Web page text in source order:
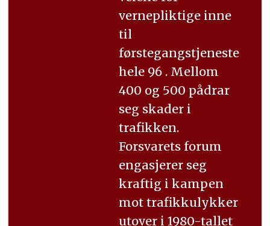
vernepliktige inne
til
førstegangstjeneste
hele 96 . Mellom
400 og 500 pådrar
seg skader i
trafikken.
Forsvarets forum
engasjerer seg
kraftig i kampen
mot trafikkulykker
utover i 1980-tallet